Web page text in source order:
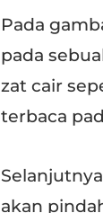
Pada
pada
zat cair
terbaca
akan